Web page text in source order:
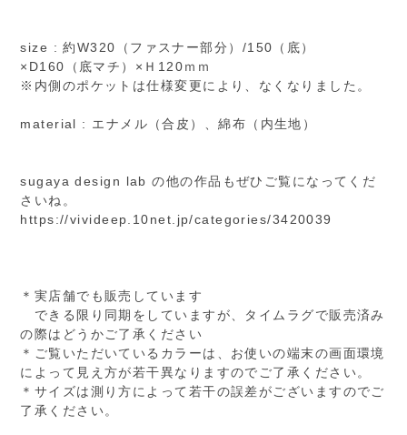
size : 約W320（ファスナー部分）/150（底）
×D160（底マチ）×Ｈ120ｍｍ
※内側のポケットは仕様変更により、なくなりました。
material : エナメル（合皮）、綿布（内生地）
sugaya design lab の他の作品もぜひご覧になってくだ
さいね。
https://vivideep.10net.jp/categories/3420039
＊実店舗でも販売しています
できる限り同期をしていますが、タイムラグで販売済み
の際はどうかご了承ください
＊ご覧いただいているカラーは、お使いの端末の画面環境
によって見え方が若干異なりますのでご了承ください。
＊サイズは測り方によって若干の誤差がございますのでご
了承ください。